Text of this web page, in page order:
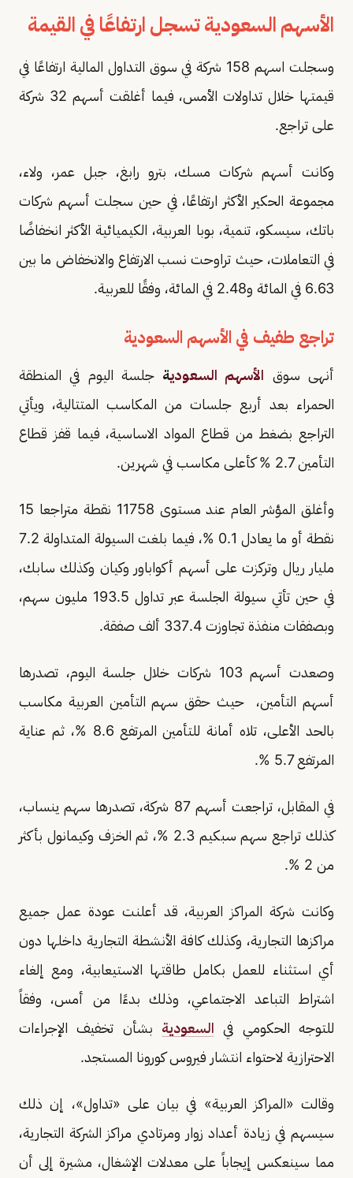
الأسهم السعودية تسجل ارتفاعًا في القيمة
وسجلت اسهم 158 شركة في سوق التداول المالية ارتفاعًا في
قيمتها خلال تداولات الأمس، فيما أغلقت أسهم 32 شركة
على تراجع.
وكانت أسهم شركات مسك، بترو رابغ، جبل عمر، ولاء،
مجموعة الحكير الأكثر ارتفاعًا، في حين سجلت أسهم شركات
باتك، سيسكو، تنمية، بوبا العربية، الكيميائية الأكثر انخفاضًا
في التعاملات، حيث تراوحت نسب الارتفاع والانخفاض ما بين
6.63 في المائة و2.48 في المائة، وفقًا للعربية.
تراجع طفيف في الأسهم السعودية
أنهى سوق الأسهم السعودية جلسة اليوم في المنطقة
الحمراء بعد أربع جلسات من المكاسب المتتالية، ويأتي
التراجع بضغط من قطاع المواد الاساسية، فيما قفز قطاع
التأمين 2.7 % كأعلى مكاسب في شهرين.
وأغلق المؤشر العام عند مستوى 11758 نقطة متراجعا 15
نقطة أو ما يعادل 0.1 %، فيما بلغت السيولة المتداولة 7.2
مليار ريال وتركزت على أسهم أكواباور وكيان وكذلك سابك،
في حين تأتي سيولة الجلسة عبر تداول 193.5 مليون سهم،
وبصفقات منفذة تجاوزت 337.4 ألف صفقة.
وصعدت أسهم 103 شركات خلال جلسة اليوم، تصدرها
أسهم التأمين، حيث حقق سهم التأمين العربية مكاسب
بالحد الأعلى، تلاه أمانة للتأمين المرتفع 8.6 %، ثم عناية
المرتفع 5.7 %.
في المقابل، تراجعت أسهم 87 شركة، تصدرها سهم ينساب،
كذلك تراجع سهم سبكيم 2.3 %، ثم الخزف وكيمانول بأكثر
من 2 %.
وكانت شركة المراكز العربية، قد أعلنت عودة عمل جميع
مراكزها التجارية، وكذلك كافة الأنشطة التجارية داخلها دون
أي استثناء للعمل بكامل طاقتها الاستيعابية، ومع إلغاء
اشتراط التباعد الاجتماعي، وذلك بدءًا من أمس، وفقاً
للتوجه الحكومي في السعودية بشأن تخفيف الإجراءات
الاحترازية لاحتواء انتشار فيروس كورونا المستجد.
وقالت «المراكز العربية» في بيان على «تداول»، إن ذلك
سيسهم في زيادة أعداد زوار ومرتادي مراكز الشركة التجارية،
مما سينعكس إيجاباً على معدلات الإشغال، مشيرة إلى أن